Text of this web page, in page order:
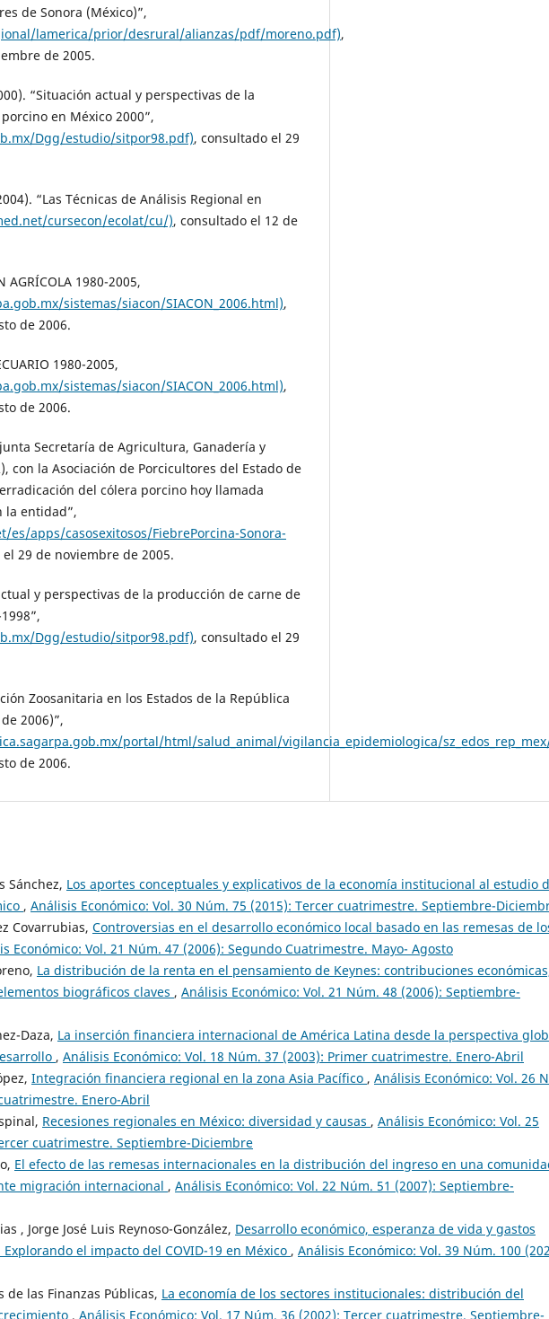
de Sonora (México)”,
lamerica/prior/desrural/alianzas/pdf/moreno.pdf),
de 2005.
“Situación actual y perspectivas de la
en México 2000”,
Dgg/estudio/sitpor98.pdf), consultado el 29
“Las Técnicas de Análisis Regional en
cursecon/ecolat/cu/), consultado el 12 de
AGRÍCOLA 1980-2005,
sistemas/siacon/SIACON_2006.html),
de 2006.
1980-2005,
sistemas/siacon/SIACON_2006.html),
de 2006.
Secretaría de Agricultura, Ganadería y
con la Asociación de Porcicultores del Estado de
del cólera porcino hoy llamada
la entidad”,
apps/casosexitosos/FiebrePorcina-Sonora-
29 de noviembre de 2005.
y perspectivas de la producción de carne de
Dgg/estudio/sitpor98.pdf), consultado el 29
Zoosanitaria en los Estados de la República
2006)”,
portal/html/salud_animal/vigilancia_epidemiologica/sz_edos_rep_mex/
de 2006.
Sánchez, Los aportes conceptuales y explicativos de la economía institucional al estudio
, Análisis Económico: Vol. 30 Núm. 75 (2015): Tercer cuatrimestre. Septiembre-
Covarrubias, Controversias en el desarrollo económico local basado en las remesas de
Económico: Vol. 21 Núm. 47 (2006): Segundo Cuatrimestre. Mayo- Agosto
La distribución de la renta en el pensamiento de Keynes: contribuciones
biográficos claves , Análisis Económico: Vol. 21 Núm. 48 (2006): Septiembre-
Daza, La inserción financiera internacional de América Latina desde la perspectiva
, Análisis Económico: Vol. 18 Núm. 37 (2003): Primer cuatrimestre. Enero-Abril
Integración financiera regional en la zona Asia Pacífico , Análisis Económico: Vol. 26
Enero-Abril
Recesiones regionales en México: diversidad y causas , Análisis Económico: Vol. 25
cuatrimestre. Septiembre-Diciembre
El efecto de las remesas internacionales en la distribución del ingreso en una
migración internacional , Análisis Económico: Vol. 22 Núm. 51 (2007): Septiembre-
, Jorge José Luis Reynoso-González, Desarrollo económico, esperanza de vida y gastos
el impacto del COVID-19 en México , Análisis Económico: Vol. 39 Núm. 100
de las Finanzas Públicas, La economía de los sectores institucionales: distribución del
, Análisis Económico: Vol. 17 Núm. 36 (2002): Tercer cuatrimestre. Septiembre-